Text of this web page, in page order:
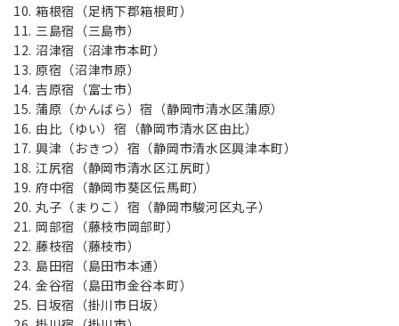
箱根宿（足柄下郡箱根町）
三島宿（三島市）
沼津宿（沼津市本町）
原宿（沼津市原）
吉原宿（富士市）
蒲原（かんばら）宿（静岡市清水区蒲原）
由比（ゆい）宿（静岡市清水区由比）
興津（おきつ）宿（静岡市清水区興津本町）
江尻宿（静岡市清水区江尻町）
府中宿（静岡市葵区伝馬町）
丸子（まりこ）宿（静岡市駿河区丸子）
岡部宿（藤枝市岡部町）
藤枝宿（藤枝市）
島田宿（島田市本通）
金谷宿（島田市金谷本町）
日坂宿（掛川市日坂）